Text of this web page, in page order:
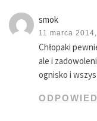
smok
11 marca 2014,
Chłopaki
ale i
ognisko i